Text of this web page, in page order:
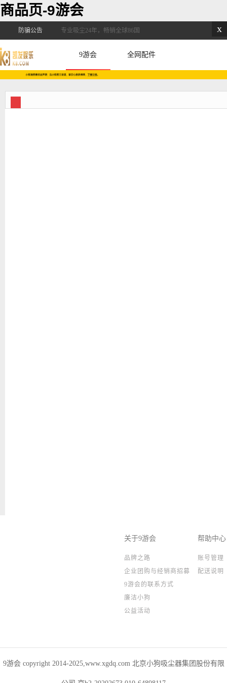
商品页-9游会
x
防骗公告 专业吸尘24年，畅销全球86国
9游会 全网配件
关于9游会
品牌之路
企业团购与经销商招募
9游会的联系方式
廉洁小狗
公益活动
帮助中心
账号管理
配送说明
9游会 copyright 2014-2025,www.xgdq.com 北京小狗吸尘器集团股份有限